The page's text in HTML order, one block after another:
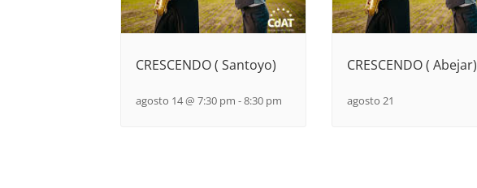
CRESCENDO ( Santoyo)
agosto 14 @ 7:30 pm -8:30 pm
CRESCENDO ( Abejar)
agosto 21